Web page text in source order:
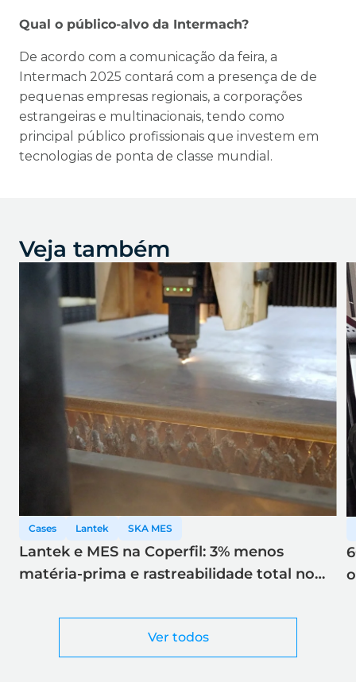
Qual o público-alvo da Intermach?
De acordo com a comunicação da feira, a
Intermach 2025 contará com a presença de de
pequenas empresas regionais, a corporações
estrangeiras e multinacionais, tendo como
principal público profissionais que investem em
tecnologias de ponta de classe mundial.
Veja também
Ver todos
Cases Lantek SKA MES
Lantek e MES na Coperfil: 3% menos
matéria-prima e rastreabilidade total no